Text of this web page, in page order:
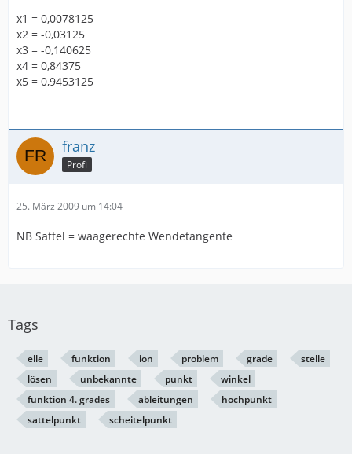
x1 = 0,0078125
x2 = -0,03125
x3 = -0,140625
x4 = 0,84375
x5 = 0,9453125
franz
Profi
25. März 2009 um 14:04
NB Sattel = waagerechte Wendetangente
Tags
elle funktion ion problem grade
stelle
lösen
unbekannte punkt
winkel
funktion 4. grades
ableitungen
hochpunkt
sattelpunkt
scheitelpunkt